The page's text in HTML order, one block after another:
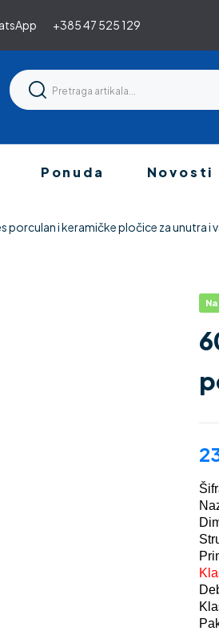
+385 47 525 129
Ponuda Novosti
porculan i keramičke pločice za unutra i